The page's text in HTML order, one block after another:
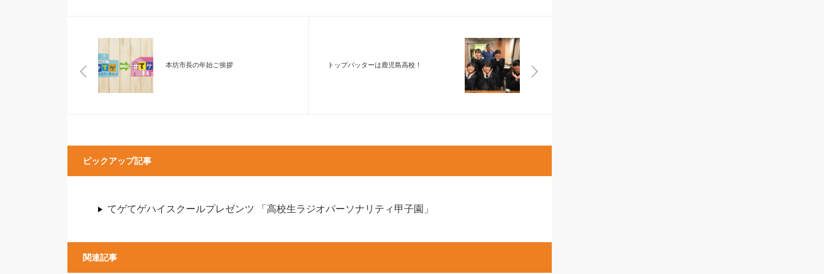
本坊市長の年始ご挨拶 トップバッターは鹿児島高校！
ピックアップ記事
てゲてゲハイスクールプレゼンツ 「高校生ラジオパーソナリティ甲子園」
関連記事